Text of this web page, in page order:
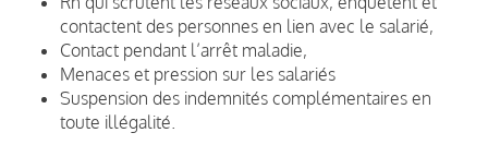
contactent des personnes en lien avec le salarié,
Contact pendant l’arrêt maladie,
Menaces et pression sur les salariés
Suspension des indemnités complémentaires en
toute illégalité.